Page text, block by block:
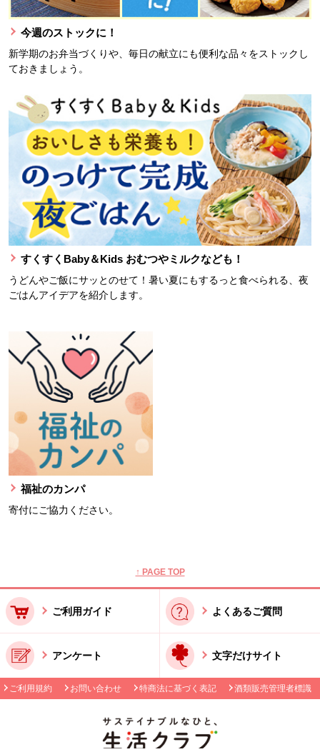
今週のストックに！
新学期のお弁当づくりや、毎日の献立にも便利な品々をストックし
ておきましょう。
すくすくBaby＆Kids おむつやミルクなども！
うどんやご飯にサッとのせて！暑い夏にもするっと食べられる、夜
ごはんアイデアを紹介します。
福祉のカンパ
寄付にご協力ください。
↑ PAGE TOP
ご利用ガイド よくあるご質問
アンケート 文字だけサイト
ご利用規約 お問い合わせ 特商法に基づく表記 酒類販売管理者標識